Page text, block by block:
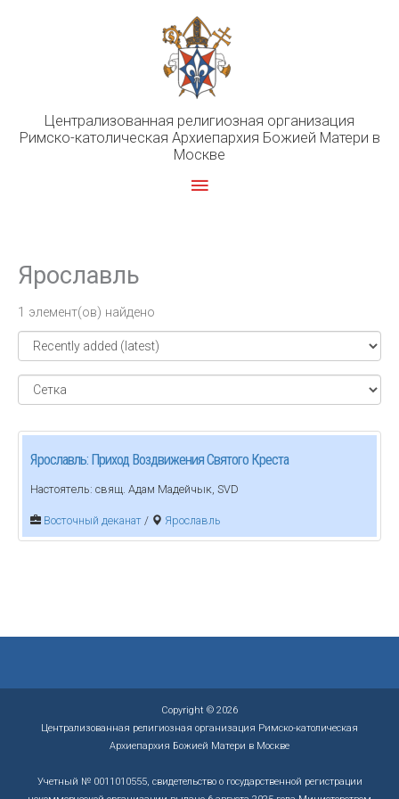
Централизованная религиозная организация
Римско-католическая Архиепархия Божией Матери в
Москве
Главное
Ярославль
1 элемент(ов) найдено
Ярославль: Приход Воздвижения Святого Креста
Настоятель: свящ. Адам Мадейчык, SVD
Восточный деканат / Ярославль
Copyright © 2026
Централизованная религиозная организация Римско-католическая
Архиепархия Божией Матери в Москве
Учетный № 0011010555, свидетельство о государственной регистрации